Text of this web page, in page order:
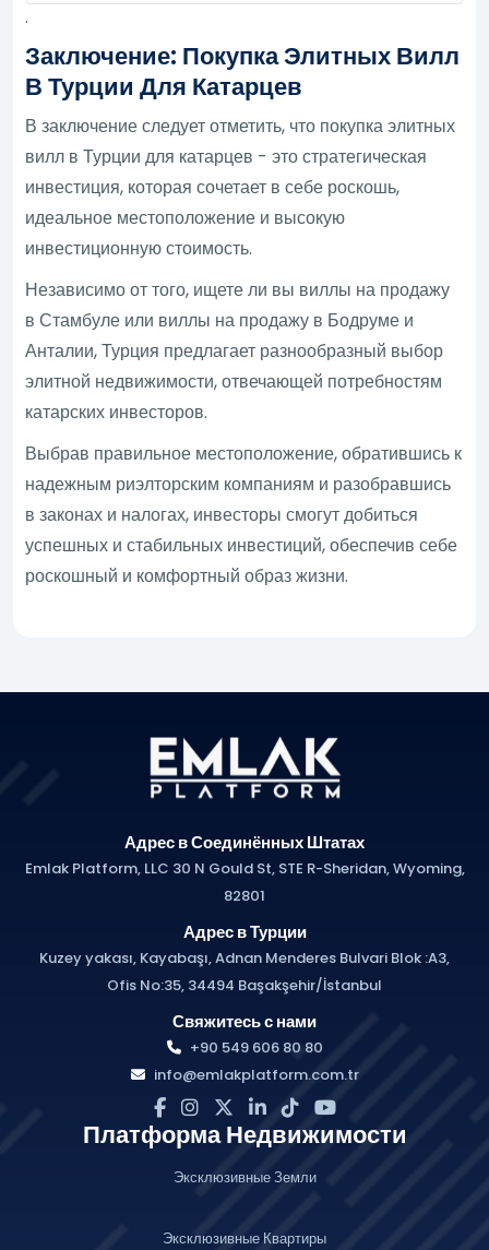
.
Заключение: Покупка Элитных Вилл
В Турции Для Катарцев
В заключение следует отметить, что покупка элитных
вилл в Турции для катарцев - это стратегическая
инвестиция, которая сочетает в себе роскошь,
идеальное местоположение и высокую
инвестиционную стоимость.
Независимо от того, ищете ли вы виллы на продажу
в Стамбуле или виллы на продажу в Бодруме и
Анталии, Турция предлагает разнообразный выбор
элитной недвижимости, отвечающей потребностям
катарских инвесторов.
Выбрав правильное местоположение, обратившись к
надежным риэлторским компаниям и разобравшись
в законах и налогах, инвесторы смогут добиться
успешных и стабильных инвестиций, обеспечив себе
роскошный и комфортный образ жизни.
Адрес в Соединённых Штатах
Emlak Platform, LLC 30 N Gould St, STE R-Sheridan, Wyoming,
82801
Адрес в Турции
Kuzey yakası, Kayabaşı, Adnan Menderes Bulvari Blok :A3,
Ofis No:35, 34494 Başakşehir/İstanbul
Свяжитесь с нами
+90 549 606 80 80
info@emlakplatform.com.tr
Платформа Недвижимости
Эксклюзивные Земли
Эксклюзивные Квартиры